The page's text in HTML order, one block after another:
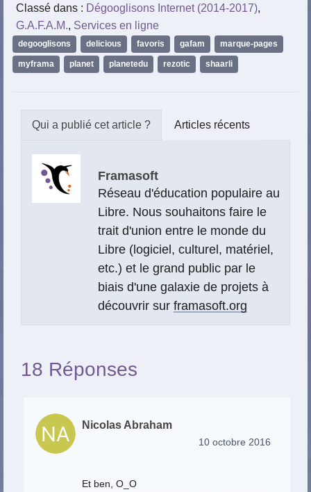
Classé dans : Dégooglisons Internet (2014-2017),
G.A.F.A.M., Services en ligne
degooglisons delicious favoris gafam marque-pages
myframa planet planetedu rezotic shaarli
Articles récents
Framasoft
Réseau d'éducation populaire au
Libre. Nous souhaitons faire le
trait d'union entre le monde du
Libre (logiciel, culturel, matériel,
etc.) et le grand public par le
biais d'une galaxie de projets à
découvrir sur framasoft.org
18 Réponses
Nicolas Abraham
10 octobre 2016
Et ben, O_O